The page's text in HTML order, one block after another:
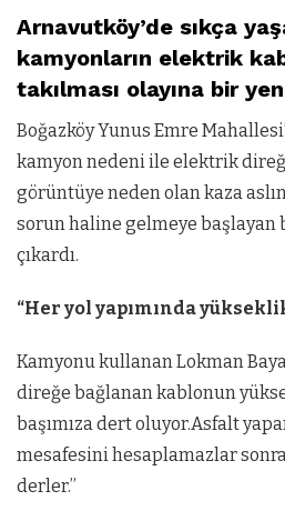
Arnavutköy’de sıkça
kamyonların elektrik
takılması olayına bir
Boğazköy Yunus Emre
kamyon nedeni ile elektrik
görüntüye neden olan kaza
sorun haline gelmeye başlayan
çıkardı.
“Her yol yapımında
Kamyonu kullanan Lokman
direğe bağlanan kablonun
başımıza dert oluyor.Asfalt
mesafesini hesaplamazlar
derler.”